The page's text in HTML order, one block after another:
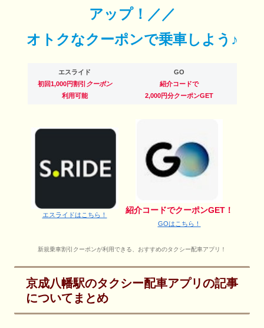
アップ！／／
オトクなクーポンで乗車しよう♪
エスライド
初回1,000円割引 クーポン
利用可能
GO
紹介コードで
2,000円分クーポンGET
エスライドはこちら！
紹介コードでクーポンGET！
GOはこちら！
新規乗車割引クーポンが利用できる、おすすめのタクシー配車アプリ！
京成八幡駅のタクシー配車アプリの記事
についてまとめ